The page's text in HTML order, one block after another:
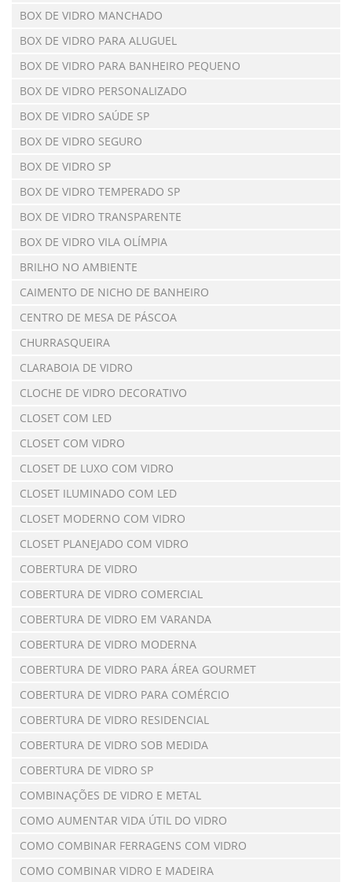
BOX DE VIDRO MANCHADO
BOX DE VIDRO PARA ALUGUEL
BOX DE VIDRO PARA BANHEIRO PEQUENO
BOX DE VIDRO PERSONALIZADO
BOX DE VIDRO SAÚDE SP
BOX DE VIDRO SEGURO
BOX DE VIDRO SP
BOX DE VIDRO TEMPERADO SP
BOX DE VIDRO TRANSPARENTE
BOX DE VIDRO VILA OLÍMPIA
BRILHO NO AMBIENTE
CAIMENTO DE NICHO DE BANHEIRO
CENTRO DE MESA DE PÁSCOA
CHURRASQUEIRA
CLARABOIA DE VIDRO
CLOCHE DE VIDRO DECORATIVO
CLOSET COM LED
CLOSET COM VIDRO
CLOSET DE LUXO COM VIDRO
CLOSET ILUMINADO COM LED
CLOSET MODERNO COM VIDRO
CLOSET PLANEJADO COM VIDRO
COBERTURA DE VIDRO
COBERTURA DE VIDRO COMERCIAL
COBERTURA DE VIDRO EM VARANDA
COBERTURA DE VIDRO MODERNA
COBERTURA DE VIDRO PARA ÁREA GOURMET
COBERTURA DE VIDRO PARA COMÉRCIO
COBERTURA DE VIDRO RESIDENCIAL
COBERTURA DE VIDRO SOB MEDIDA
COBERTURA DE VIDRO SP
COMBINAÇÕES DE VIDRO E METAL
COMO AUMENTAR VIDA ÚTIL DO VIDRO
COMO COMBINAR FERRAGENS COM VIDRO
COMO COMBINAR VIDRO E MADEIRA